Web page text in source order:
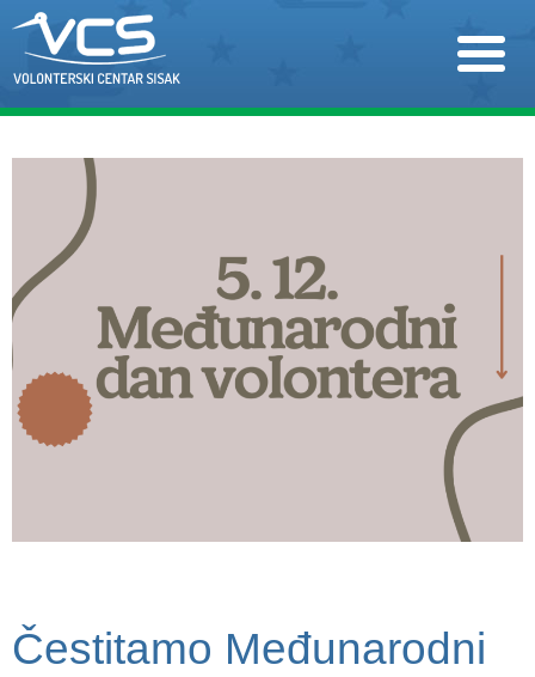
Čestitamo Međunarodni